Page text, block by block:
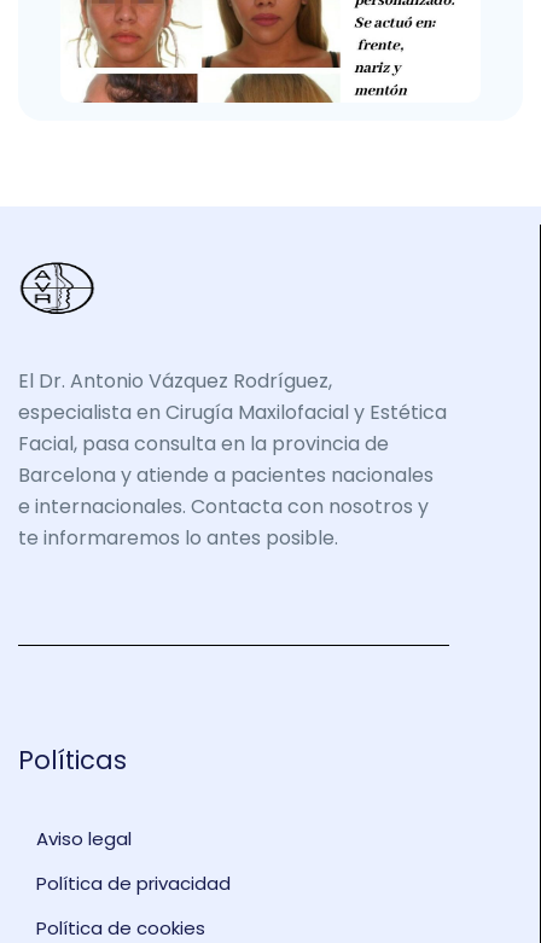
El Dr. Antonio Vázquez Rodríguez,
especialista en Cirugía Maxilofacial y Estética
Facial, pasa consulta en la provincia de
Barcelona y atiende a pacientes nacionales
e internacionales. Contacta con nosotros y
te informaremos lo antes posible.
Políticas
Aviso legal
Política de privacidad
Política de cookies